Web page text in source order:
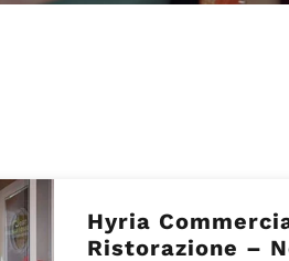
Hyria
Ristorazione –